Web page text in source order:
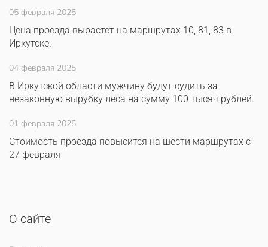
05 февраля 2025
Цена проезда вырастет на маршрутах 10, 81, 83 в
Иркутске.
04 февраля 2025
В Иркутской области мужчину будут судить за
незаконную вырубку леса на сумму 100 тысяч рублей.
01 февраля 2025
Стоимость проезда повысится на шести маршрутах с
27 февраля
О сайте